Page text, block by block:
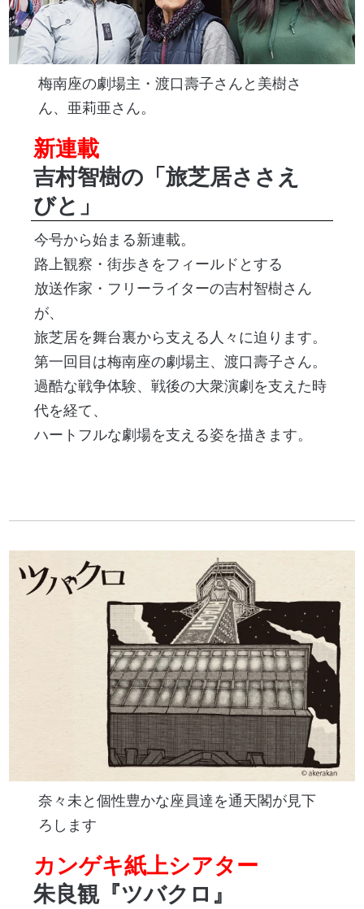
梅南座の劇場主・渡口壽子さんと美樹さ
ん、亜莉亜さん。
新連載
吉村智樹の「旅芝居ささえ
びと」
今号から始まる新連載。
路上観察・街歩きをフィールドとする
放送作家・フリーライターの吉村智樹さん
が、
旅芝居を舞台裏から支える人々に迫ります。
第一回目は梅南座の劇場主、渡口壽子さん。
過酷な戦争体験、戦後の大衆演劇を支えた時
代を経て、
ハートフルな劇場を支える姿を描きます。
奈々未と個性豊かな座員達を通天閣が見下
ろします
カンゲキ紙上シアター
朱良観『ツバクロ』